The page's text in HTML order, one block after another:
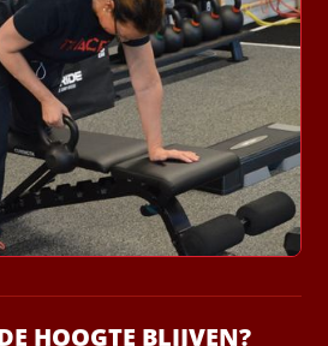
HOOGTE BLIJVEN?